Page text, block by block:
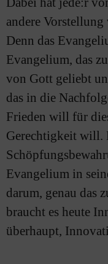
andere
Denn das
Evangelium, das
von Gott geliebt
das in die
Frieden will für
Gerechtigkeit will.
Evangelium in
darum, genau das
braucht es heute
überhaupt,